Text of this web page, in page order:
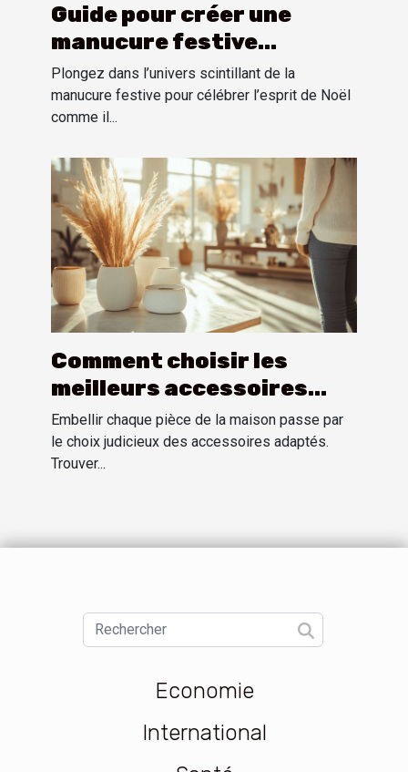
Guide pour créer une
manucure festive
inspirée par l'esprit de
Noël
Plongez dans l’univers scintillant de la
manucure festive pour célébrer l’esprit de Noël
comme il...
Comment choisir les
meilleurs accessoires
pour chaque pièce de la
maison
Embellir chaque pièce de la maison passe par
le choix judicieux des accessoires adaptés.
Trouver...
Economie
International